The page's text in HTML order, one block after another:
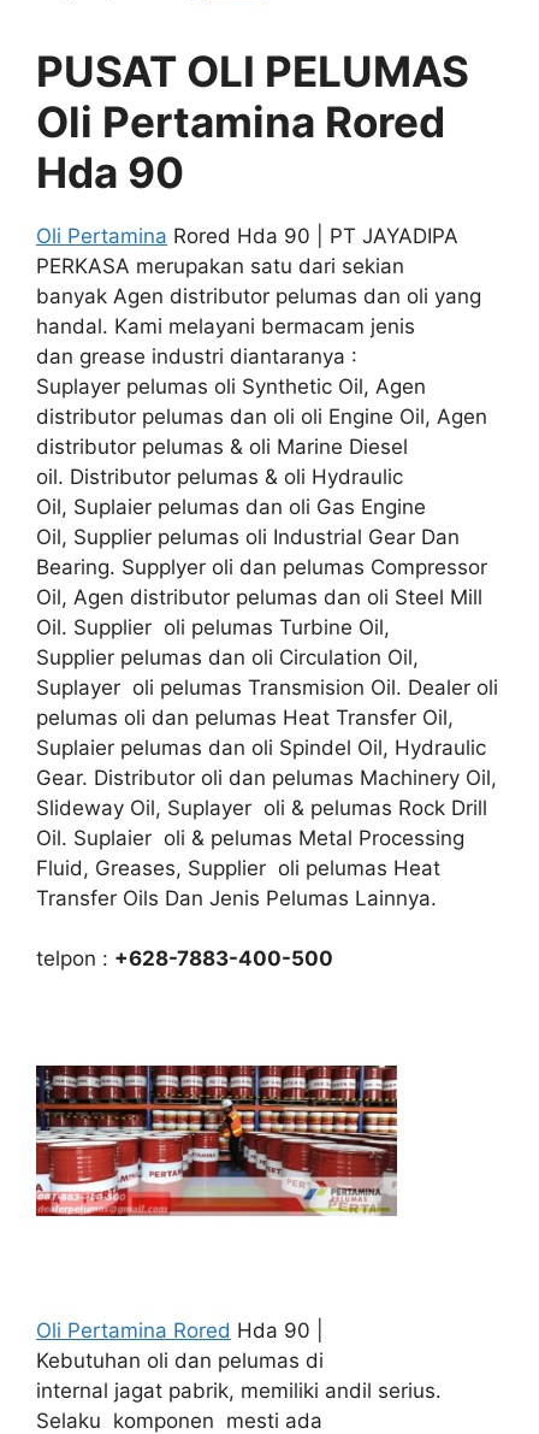
PUSAT OLI PELUMAS
Oli Pertamina Rored
Hda 90
Oli Pertamina Rored Hda 90 | PT JAYADIPA
PERKASA merupakan satu dari sekian
banyak Agen distributor pelumas dan oli yang
handal. Kami melayani bermacam jenis
dan grease industri diantaranya :
Suplayer pelumas oli Synthetic Oil, Agen
distributor pelumas dan oli oli Engine Oil, Agen
distributor pelumas & oli Marine Diesel
oil. Distributor pelumas & oli Hydraulic
Oil, Suplaier pelumas dan oli Gas Engine
Oil, Supplier pelumas oli Industrial Gear Dan
Bearing. Supplyer oli dan pelumas Compressor
Oil, Agen distributor pelumas dan oli Steel Mill
Oil. Supplier oli pelumas Turbine Oil,
Supplier pelumas dan oli Circulation Oil,
Suplayer oli pelumas Transmision Oil. Dealer oli
pelumas oli dan pelumas Heat Transfer Oil,
Suplaier pelumas dan oli Spindel Oil, Hydraulic
Gear. Distributor oli dan pelumas Machinery Oil,
Slideway Oil, Suplayer oli & pelumas Rock Drill
Oil. Suplaier oli & pelumas Metal Processing
Fluid, Greases, Supplier oli pelumas Heat
Transfer Oils Dan Jenis Pelumas Lainnya.
telpon : +628-7883-400-500
Oli Pertamina Rored Hda 90 |
Kebutuhan oli dan pelumas di
internal jagat pabrik, memiliki andil serius.
Selaku komponen mesti ada